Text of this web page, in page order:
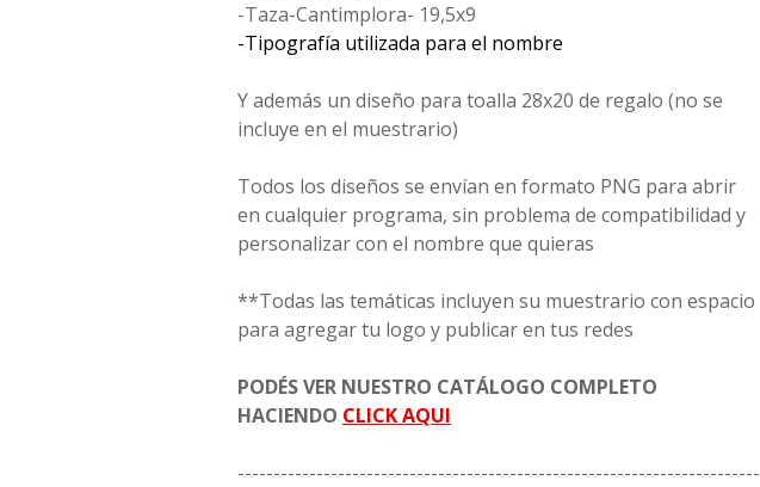
-Taza-Cantimplora- 19,5x9
-Tipografía utilizada para el nombre
Y además un diseño para toalla 28x20 de regalo (no se
incluye en el muestrario)
Todos los diseños se envían en formato PNG para abrir
en cualquier programa, sin problema de compatibilidad y
personalizar con el nombre que quieras
**Todas las temáticas incluyen su muestrario con espacio
para agregar tu logo y publicar en tus redes
PODÉS VER NUESTRO CATÁLOGO COMPLETO
HACIENDO CLICK AQUI
-------------------------------------------------------------------------